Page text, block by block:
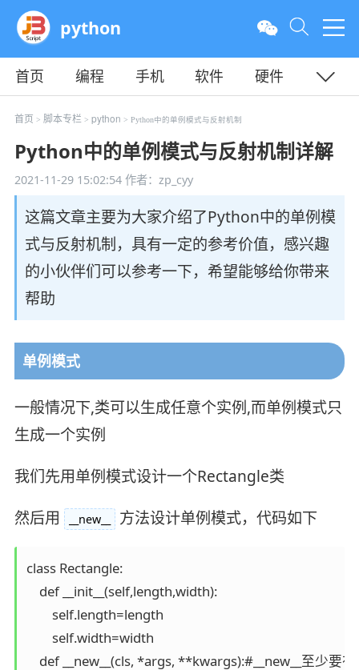
python
首页 编程 手机 软件
硬件
教程
平面 服务器
首页 > 脚本专栏> python > Python中的单例模式与反射机制
Python中的单例模式与反射机制详解
2021-11-29 15:02:54作者：zp_cyy
这篇文章主要为大家介绍了Python中的单例模
式与反射机制，具有一定的参考价值，感兴趣
的小伙伴们可以参考一下，希望能够给你带来
帮助
单例模式
一般情况下,类可以生成任意个实例,而单例模式只
生成一个实例
我们先用单例模式设计一个Rectangle类
然后用
__new__ 方法设计单例模式，代码如下
class Rectangle:
    def __init__(self,length,width):
        self.length=length
        self.width=width
def __new__(cls, *args, **kwargs):#__new__至少